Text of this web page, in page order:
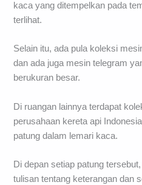
kaca yang ditempelkan pada
terlihat.
Selain itu, ada pula koleksi
dan ada juga mesin telegram
berukuran besar.
Di ruangan lainnya terdapat
perusahaan kereta api
patung dalam lemari kaca.
Di depan setiap patung
tulisan tentang keterangan dan